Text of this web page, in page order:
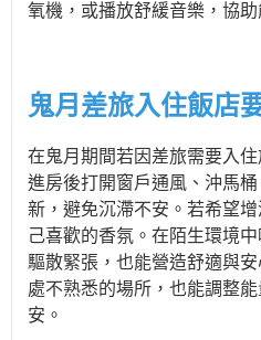
氧機，或播放舒緩音樂，協助
鬼月差旅入住飯店
在鬼月期間若因差旅需要入
進房後打開窗戶通風、沖馬
新，避免沉滯不安。若希望
己喜歡的香氛。在陌生環境
驅散緊張，也能營造舒適與
處不熟悉的場所，也能調整
安。